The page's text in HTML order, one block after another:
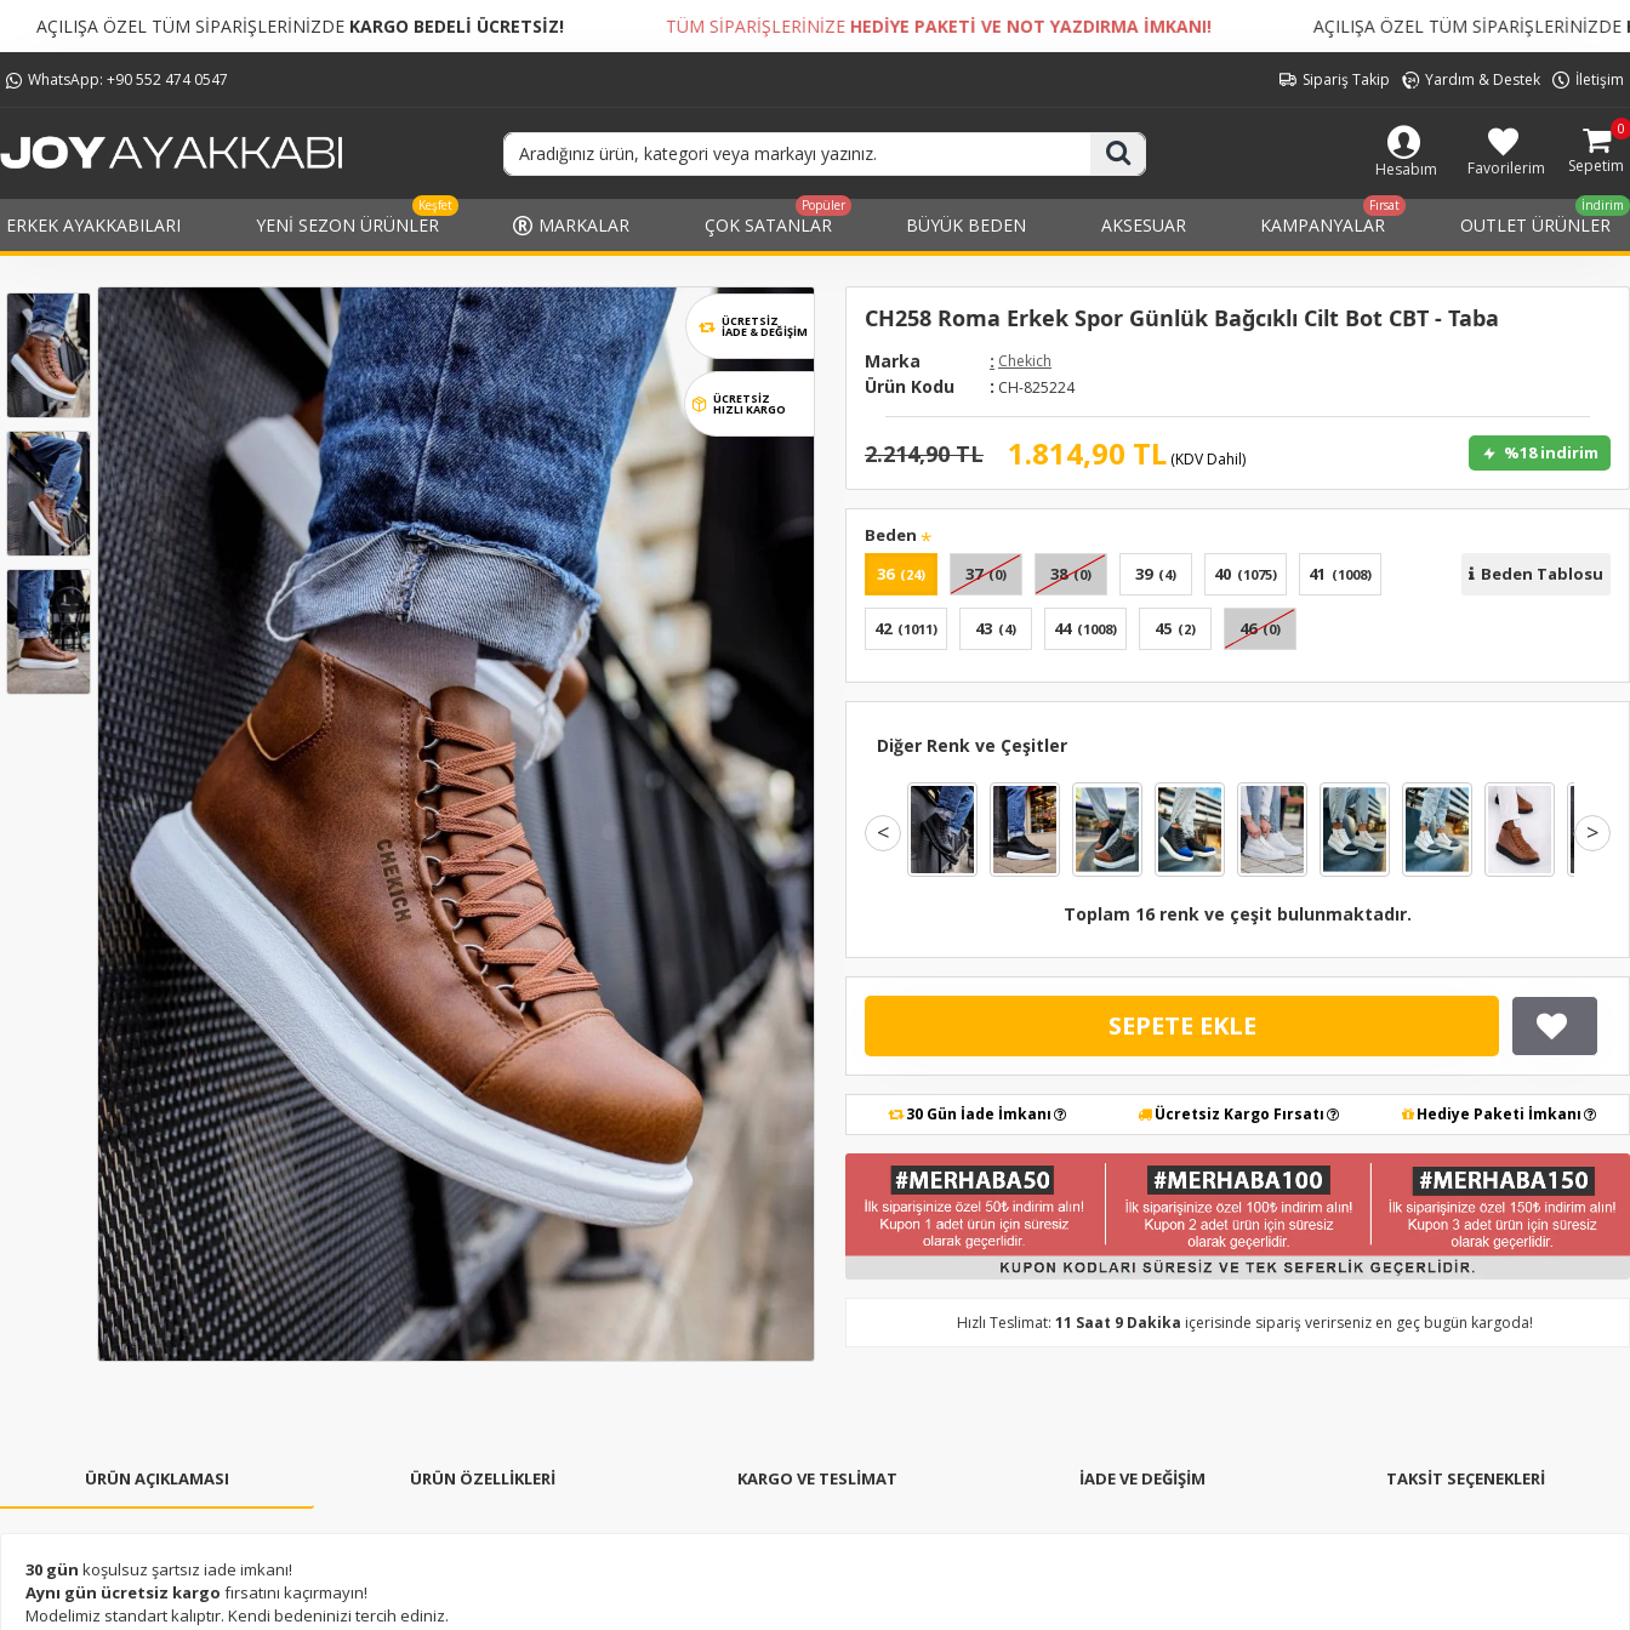
KARGO BEDELİ ÜCRETSİZ! TÜM SİPARİŞLERİNİZE HEDİYE PAKETİ VE NOT YAZDIRMA İMKANI! AÇILIŞA ÖZEL TÜM SİPARİŞLERİNİZDEKARGO BEDELİ
WhatsApp: +90 552 474 0547 Sipariş Takip Yardım & Destek İletişim
Hesabım Favorilerim Sepetim
0
ERKEK AYAKKABILARI YENI SEZON ÜRÜNLER
Keşfet
MARKALAR ÇOK SATANLAR
Popüler
BÜYÜK BEDEN AKSESUAR KAMPANYALAR
Fırsat
OUTLET ÜRÜNLER
İndirim
ÜCRETSİZ
İADE & DEĞIŞIM
ÜCRETSİZ
HIZLI KARGO
CH258 Roma Erkek Spor Günlük Bağcıklı Cilt Bot CBT - Taba
Marka : Chekich
Ürün Kodu : CH-825224
1.814,90 TL (KDV Dahil)
2.214,90 TL %18 indirim
Beden
36 (24) 37 (0) 38 (0) 39 (4) 40 (1075) 41 (1008)
42 (1011) 43 (4) 44 (1008) 45 (2) 46 (0)
Beden Tablosu
Diğer Renk ve Çeşitler
< >
Toplam 16 renk ve çeşit bulunmaktadır.
SEPETE EKLE
30 Gün İade İmkanı Ücretsiz Kargo Fırsatı Hediye Paketi İmkanı
Hızlı Teslimat:11 Saat 9 Dakika içerisinde sipariş verirseniz en geç bugün kargoda!
ÜRÜN AÇIKLAMASI ÜRÜN ÖZELLİKLERİ KARGO VE TESLİMAT İADE VE DEĞİŞİM TAKSIT SEÇENEKLERI
30 gün koşulsuz şartsız iade imkanı!
Aynı gün ücretsiz kargo fırsatını kaçırmayın!
Modelimiz standart kalıptır. Kendi bedeninizi tercih ediniz.